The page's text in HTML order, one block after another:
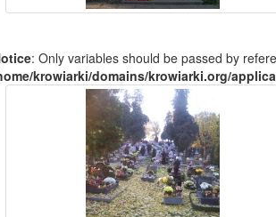
: Only variables should be passed by
krowiarki/domains/krowiarki.org/